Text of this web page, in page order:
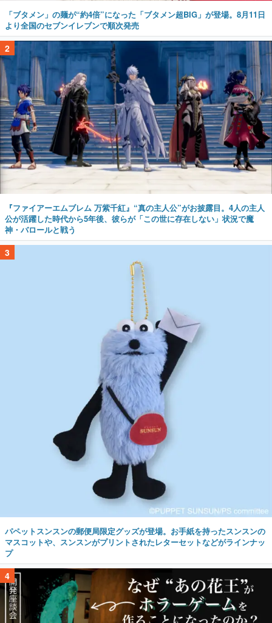
「ブタメン」の麺が“約4倍”になった「ブタメン超BIG」が登場。8月11日
より全国のセブンイレブンで順次発売
2
『ファイアーエムブレム 万紫千紅』“真の主人公”がお披露目。4人の主人
公が活躍した時代から5年後、彼らが「この世に存在しない」状況で魔
神・バロールと戦う
3
パペットスンスンの郵便局限定グッズが登場。お手紙を持ったスンスンの
マスコットや、スンスンがプリントされたレターセットなどがラインナッ
プ
4